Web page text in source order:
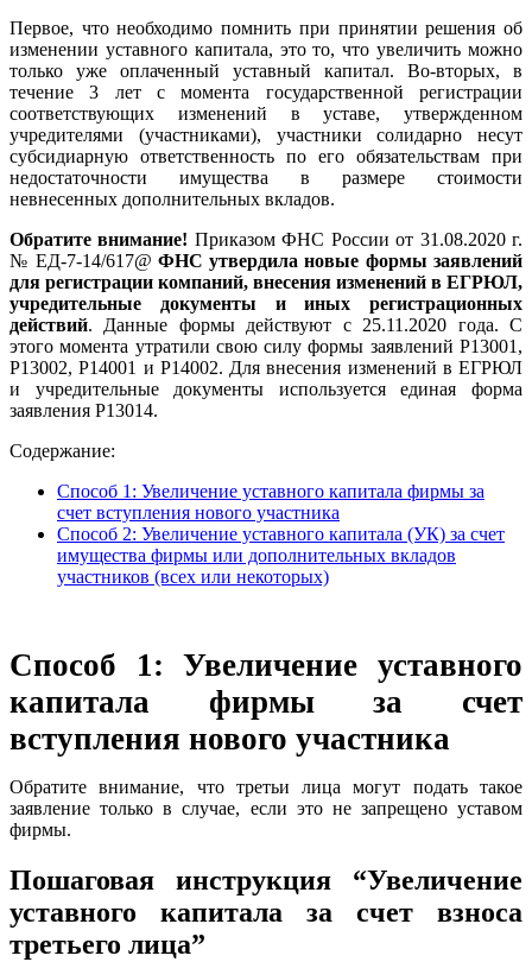
Первое, что необходимо помнить при принятии решения об
изменении уставного капитала, это то, что увеличить можно
только уже оплаченный уставный капитал. Во-вторых, в
течение 3 лет с момента государственной регистрации
соответствующих изменений в уставе, утвержденном
учредителями (участниками), участники солидарно несут
субсидиарную ответственность по его обязательствам при
недостаточности имущества в размере стоимости
невнесенных дополнительных вкладов.
Обратите внимание! Приказом ФНС России от 31.08.2020 г.
№ ЕД-7-14/617@ ФНС утвердила новые формы заявлений
для регистрации компаний, внесения изменений в ЕГРЮЛ,
учредительные документы и иных регистрационных
действий. Данные формы действуют с 25.11.2020 года. С
этого момента утратили свою силу формы заявлений Р13001,
Р13002, Р14001 и Р14002. Для внесения изменений в ЕГРЮЛ
и учредительные документы используется единая форма
заявления Р13014.
Содержание:
Способ 1: Увеличение уставного капитала фирмы за
счет вступления нового участника
Способ 2: Увеличение уставного капитала (УК) за счет
имущества фирмы или дополнительных вкладов
участников (всех или некоторых)
Способ 1: Увеличение уставного
капитала фирмы за счет
вступления нового участника
Обратите внимание, что третьи лица могут подать такое
заявление только в случае, если это не запрещено уставом
фирмы.
Пошаговая инструкция “Увеличение
уставного капитала за счет взноса
третьего лица”